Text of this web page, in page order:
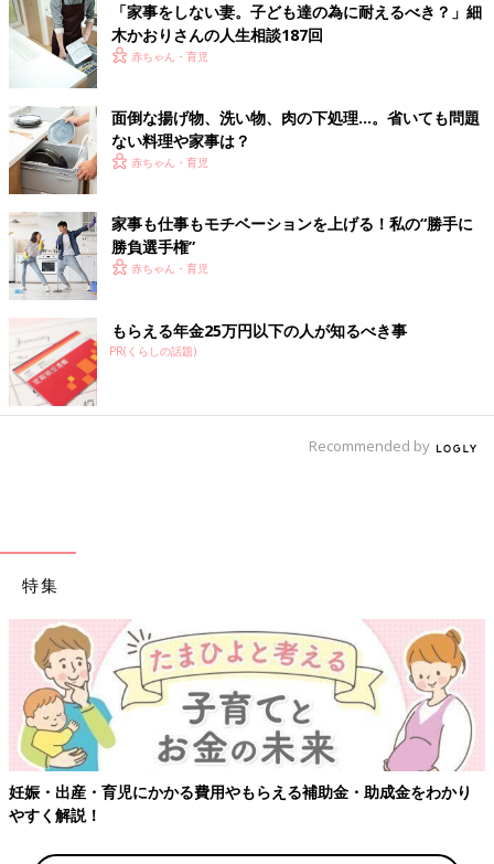
「家事をしない妻。子ども達の為に耐えるべき？」細
木かおりさんの人生相談187回
赤ちゃん・育児
面倒な揚げ物、洗い物、肉の下処理…。省いても問題
ない料理や家事は？
赤ちゃん・育児
家事も仕事もモチベーションを上げる！私の“勝手に
勝負選手権”
赤ちゃん・育児
もらえる年金25万円以下の人が知るべき事
PR(くらしの話題)
Recommended by
特集
妊娠・出産・育児にかかる費用やもらえる補助金・助成金をわかり
やすく解説！